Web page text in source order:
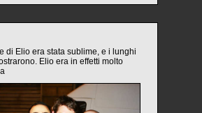
di Elio era stata sublime, e i lunghi
Elio era in effetti molto